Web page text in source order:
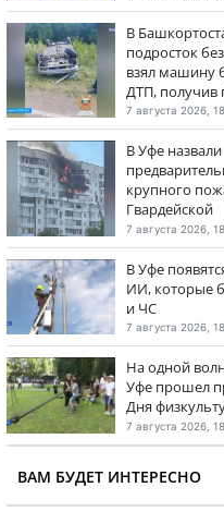
В
подросток
взял машину
ДТП, получив
7 августа 2026,
В Уфе назвали
крупного
Гвардейской
7 августа 2026,
В Уфе
ИИ, которые
и ЧС
7 августа 2026,
На одной
Уфе прошел
Дня
7 августа 2026,
ВАМ БУДЕТ ИНТЕРЕСНО